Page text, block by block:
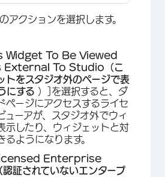
×
アクションを選択します。
Widget To Be Viewed
External To Studio（こ
トをスタジオ外のページで表
にする ）]を選択すると、ダ
ページにアクセスするライセ
ューアが、スタジオ外でウィ
示したり、ウィジェットと対
るようになります。
Enterprise
証されていないエンタープ